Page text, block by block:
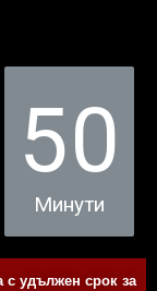
50
Минути
с удължен срок за